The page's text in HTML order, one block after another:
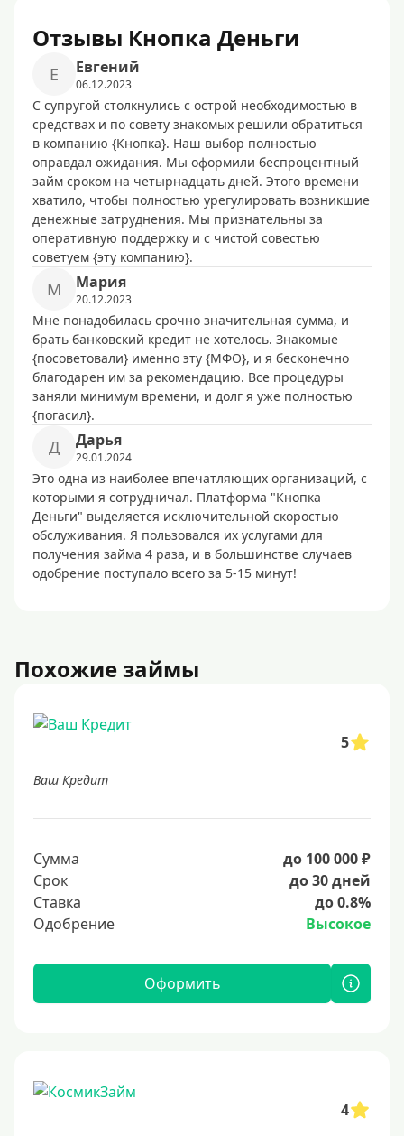
Отзывы Кнопка Деньги
Е Евгений
06.12.2023
С супругой столкнулись с острой необходимостью в
средствах и по совету знакомых решили обратиться
в компанию {Кнопка}. Наш выбор полностью
оправдал ожидания. Мы оформили беспроцентный
займ сроком на четырнадцать дней. Этого времени
хватило, чтобы полностью урегулировать возникшие
денежные затруднения. Мы признательны за
оперативную поддержку и с чистой совестью
советуем {эту компанию}.
М Мария
20.12.2023
Мне понадобилась срочно значительная сумма, и
брать банковский кредит не хотелось. Знакомые
{посоветовали} именно эту {МФО}, и я бесконечно
благодарен им за рекомендацию. Все процедуры
заняли минимум времени, и долг я уже полностью
{погасил}.
Д Дарья
29.01.2024
Это одна из наиболее впечатляющих организаций, с
которыми я сотрудничал. Платформа "Кнопка
Деньги" выделяется исключительной скоростью
обслуживания. Я пользовался их услугами для
получения займа 4 раза, и в большинстве случаев
одобрение поступало всего за 5-15 минут!
Похожие займы
5
Ваш Кредит
Сумма
до 100 000 ₽
Срок
до 30 дней
Ставка
до 0.8%
Одобрение
Высокое
Оформить
4